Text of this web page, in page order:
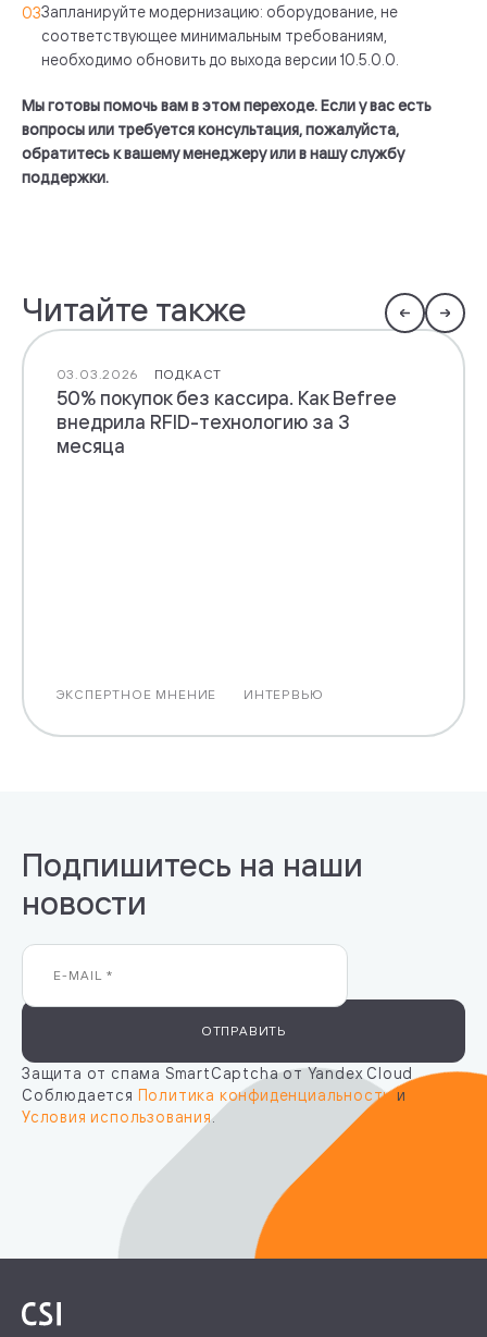
Запланируйте модернизацию: оборудование, не
соответствующее минимальным требованиям,
необходимо обновить до выхода версии 10.5.0.0.
Мы готовы помочь вам в этом переходе. Если у вас есть
вопросы или требуется консультация, пожалуйста,
обратитесь к вашему менеджеру или в нашу службу
поддержки.
Читайте также
03.03.2026 ПОДКАСТ
50% покупок без кассира. Как Befree
внедрила RFID-технологию за 3
месяца
ИНТЕРВЬЮ
ЭКСПЕРТНОЕ МНЕНИЕ
Подпишитесь на наши
новости
ОТПРАВИТЬ
Защита от спама SmartCaptcha от Yandex Cloud
Соблюдается Политика конфиденциальностии
Условия использования.